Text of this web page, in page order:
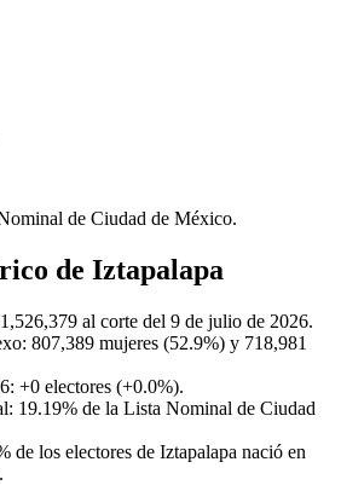
de Ciudad de México.
de Iztapalapa
al corte del 9 de julio de 2026.
807,389 mujeres (52.9%) y 718,981
+0 electores (+0.0%).
19.19% de la Lista Nominal de Ciudad
de los electores de Iztapalapa nació en